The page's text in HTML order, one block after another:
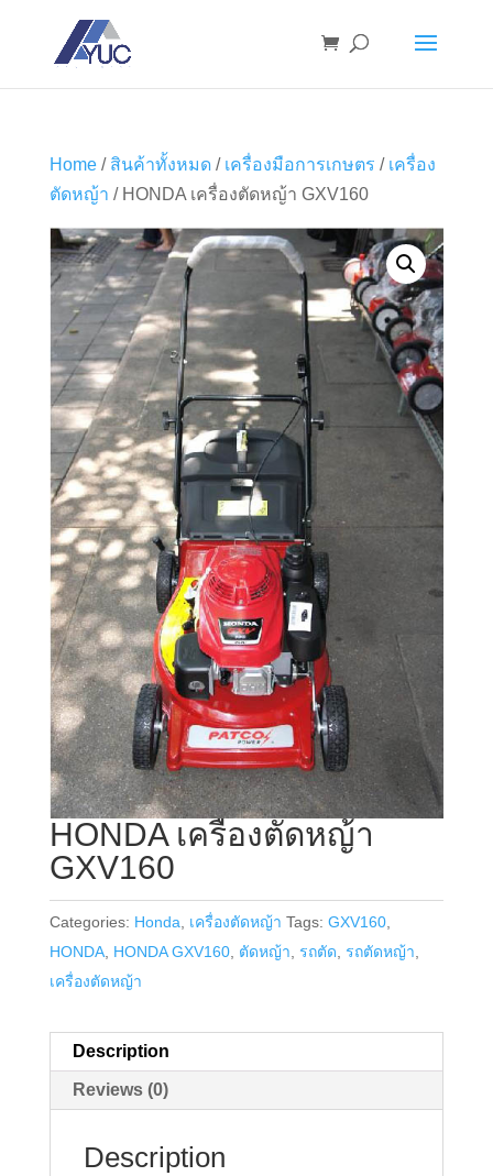
Home/ สินค้าทั้งหมด/ เครื่องมือการเกษตร / เครื่อง
ตัดหญ้า / HONDA เครื่องตัดหญ้า GXV160
HONDA เครื่องตัดหญ้า
GXV160
Categories: Honda, เครื่องตัดหญ้า Tags: GXV160,
HONDA, HONDA GXV160, ตัดหญ้า, รถตัด, รถตัดหญ้า,
เครื่องตัดหญ้า
Description
Reviews (0)
Description